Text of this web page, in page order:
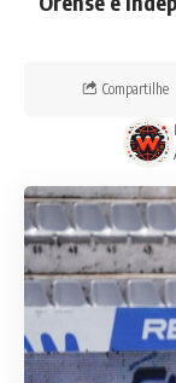
Compartilhe